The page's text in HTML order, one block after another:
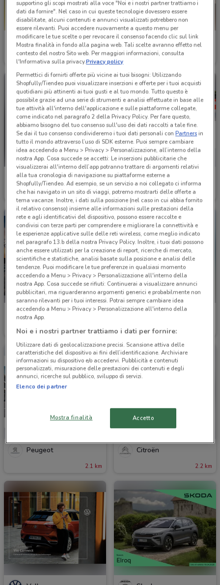
'A posto' Officine e Carrozzerie
1.5 km
Renault
Kymco
1.7 km
Bosch Car Service
1.8 km
Lancia
1.8 km
Chevrolet
Peugeot
2.1 km
Citroën
2.2 km
supportino gli scopi mostrati alla voce "Noi e i nostri partner trattiamo i
dati da fornire". Nel caso in cui queste tecnologie dovessero essere
disabilitate, alcuni contenuti e annunci visualizzati potrebbero non
essere rilevanti. Puoi accedere nuovamente a questo menu per
modificare le tue scelte o per revocare il consenso facendo clic sul link
Mostra finalità in fondo alla pagina web. Tali scelte avranno effetto nel
contesto del nostro Sito web. Per maggiori informazioni, consulta
l'Informativa sulla privacy.Privacy policy
Permettici di fornirti offerte più vicine ai tuoi bisogni: Utilizzando
Shopfully/Tiendeo puoi visualizzare inserzioni e offerte per i tuoi acquisti
quotidiani più attinenti ai tuoi gusti e al tuo mondo. Tutto questo è
possibile grazie ad una serie di strumenti e analisi effettuate in base alle
tue attività all'interno dell'applicazione e sulle piattaforme collegate,
come indicato nel paragrafo 2 della Privacy Policy. Per fare questo,
abbiamo bisogno del tuo consenso sull'uso dei dati raccolti a tale fine.
Se dai il tuo consenso condivideremo i tuoi dati personali conPartnersin
tutto il mondo attraverso l’uso di SDK esterne. Puoi sempre cambiare
idea accedendo a Menu > Privacy > Personalizzazione, all’interno della
nostra App. Cosa succede se accetti: Le inserzioni pubblicitarie che
visualizzerai all'interno dell’app potranno trattare di argomenti relativi
alla tua cronologia di navigazione su piattaforme esterne a
Shopfully/Tiendeo. Ad esempio, se un servizio a noi collegato ci informa
che hai navigato in un sito di viaggi, potremo mostrarti delle offerte a
tema vacanze. Inoltre, i dati sulla posizione (nel caso in cui abbia fornito
il relativo consenso) insieme alle informazioni sulle prestazioni della
rete e agli identificativi del dispositivo, possono essere raccolte e
condivisi con terze parti per comprendere e migliorare la connettività e
le esperienze applicative sulle delle reti wireless, come meglio indicato
nel paragrafo 13.b della nostra Privacy Policy. Inoltre, i tuoi dati possono
anche essere utilizzati per la creazione di report, ricerche di mercato,
scientifiche e statistiche, analisi basate sulla posizione e analisi delle
tendenze. Puoi modificare le tue preferenze in qualsiasi momento
accedendo a Menu > Privacy > Personalizzazione all'interno della
nostra App. Cosa succede se rifiuti: Continuerai a visualizzare annunci
pubblicitari, ma riguarderanno argomenti generici e probabilmente non
saranno rilevanti per i tuoi interessi. Potrai sempre cambiare idea
accedendo a Menu > Privacy > Personalizzazione all'interno della
nostra App.
Noi e i nostri partner trattiamo i dati per fornire:
Utilizzare dati di geolocalizzazione precisi. Scansione attiva delle
caratteristiche del dispositivo ai fini dell’identificazione. Archiviare
informazioni su dispositivo e/o accedervi. Pubblicità e contenuti
personalizzati, misurazione delle prestazioni dei contenuti e degli
annunci, ricerche sul pubblico, sviluppo di servizi.
Elenco dei partner
Mostra finalità Accetto